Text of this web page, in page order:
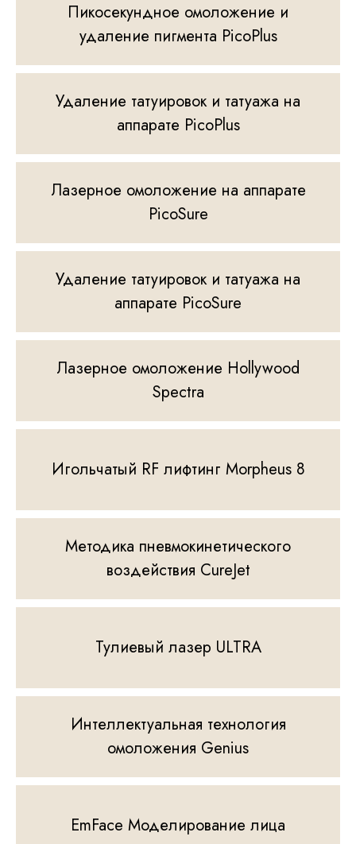
Пикосекундное омоложение и
удаление пигмента PicoPlus
Удаление татуировок и татуажа на
аппарате PicoPlus
Лазерное омоложение на аппарате
PicoSure
Удаление татуировок и татуажа на
аппарате PicoSure
Лазерное омоложение Hollywood
Spectra
Игольчатый RF лифтинг Morpheus 8
Методика пневмокинетического
воздействия CureJet
Тулиевый лазер ULTRA
Интеллектуальная технология
омоложения Genius
EmFace Моделирование лица